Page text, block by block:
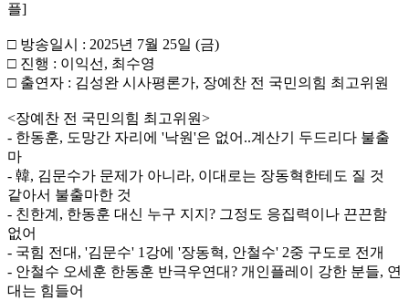
플]
□ 방송일시 : 2025년 7월 25일 (금)
□ 진행 : 이익선, 최수영
□ 출연자 : 김성완 시사평론가, 장예찬 전 국민의힘 최고위원
<장예찬 전 국민의힘 최고위원>
- 한동훈, 도망간 자리에 '낙원'은 없어..계산기 두드리다 불출
마
- 韓, 김문수가 문제가 아니라, 이대로는 장동혁한테도 질 것
같아서 불출마한 것
- 친한계, 한동훈 대신 누구 지지? 그정도 응집력이나 끈끈함
없어
- 국힘 전대, '김문수' 1강에 '장동혁, 안철수' 2중 구도로 전개
- 안철수 오세훈 한동훈 반극우연대? 개인플레이 강한 분들, 연
대는 힘들어